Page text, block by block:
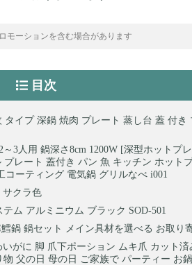
モーションを含む場合があります
目次
イプ 深鍋 焼肉 プレート 蒸し台 蓋 付き
3人用 鍋深さ8cm 1200W [深型ホットプ
レート 蓋付き パン 魚 キッチン ホット
ーティング 電気鍋 グリルなべ i001
サクラ色
ム アルミニウム ブラック SOD-501
鍋 鍋セット メイン具材を選べる お取り
がに 脚 爪下ポーション ムキ爪 カット済
父の日 母の日 ご家族で パーティー お